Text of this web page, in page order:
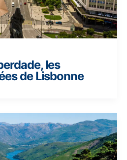
les
de Lisbonne